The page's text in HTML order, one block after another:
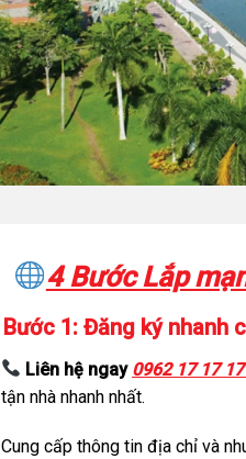
4 Bước Lắp
Bước 1: Đăng ký nhanh
Liên hệ ngay 0962 17 17
tận nhà nhanh nhất.
Cung cấp thông tin địa chỉ và